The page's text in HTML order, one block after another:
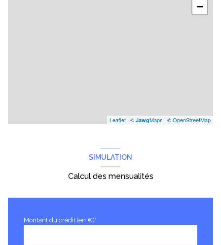
−
Leaflet | © JawgMaps | © OpenStreetMap
SIMULATION
Calcul des mensualités
Montant du crédit (en €)*